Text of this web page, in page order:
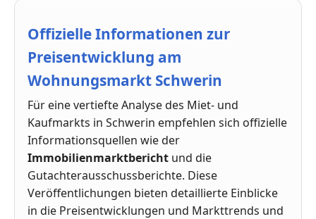
Offizielle Informationen zur
Preisentwicklung am
Wohnungsmarkt Schwerin
Für eine vertiefte Analyse des Miet- und
Kaufmarkts in Schwerin empfehlen sich offizielle
Informationsquellen wie der
Immobilienmarktbericht und die
Gutachterausschussberichte. Diese
Veröffentlichungen bieten detaillierte Einblicke
in die Preisentwicklungen und Markttrends und